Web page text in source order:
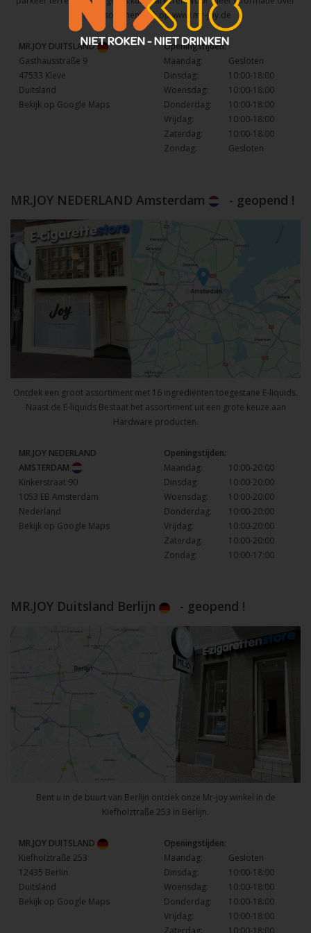
het assortiment kijk opwww.mr-joy.de
MR.JOY DUITSLAND
Gasthausstraße 9
47533 Kleve
Duitsland
Bekijk op Google Maps
Openingstijden:
Maandag:
Gesloten
Dinsdag:
10:00-18:00
Woensdag:
10:00-18:00
Donderdag:
10:00-18:00
Vrijdag:
10:00-18:00
Zaterdag:
10:00-18:00
Zondag:
Gesloten
MR.JOY NEDERLAND Amsterdam - geopend !
Ontdek een groot assortiment met 16 ingrediënten toegestane E-liquids.
Naast de E-liquids Bestaat het assortiment uit een grote keuze aan
Hardware producten.
MR.JOY NEDERLAND
AMSTERDAM
Kinkerstraat 90
1053 EB Amsterdam
Nederland
Bekijk op Google Maps
Openingstijden:
Maandag:
10:00-20:00
Dinsdag:
10:00-20:00
Woensdag:
10:00-20:00
Donderdag:
10:00-20:00
Vrijdag:
10:00-20:00
Zaterdag:
10:00-20:00
Zondag:
10:00-17:00
MR.JOY Duitsland Berlijn - geopend !
Bent u in de buurt van Berlijn ontdek onze Mr-joy winkel in de
Kiefholztraße 253 in Berlijn.
MR.JOY DUITSLAND
Kiefholztraße 253
12435 Berlin
Duitsland
Bekijk op Google Maps
Openingstijden:
Maandag:
Gesloten
Dinsdag:
10:00-18:00
Woensdag:
10:00-18:00
Donderdag:
10:00-18:00
Vrijdag:
10:00-18:00
Zaterdag:
10:00-18:00